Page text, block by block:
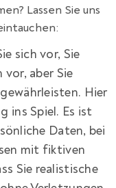
Lassen Sie uns
sich vor, Sie
aber Sie
Hier
ins Spiel. Es ist
Daten, bei
mit fiktiven
Sie realistische